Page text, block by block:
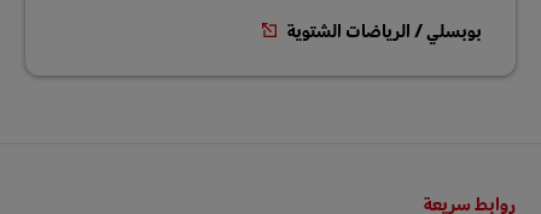
بوبسلي / الرياضات الشتوية
روابط سريعة